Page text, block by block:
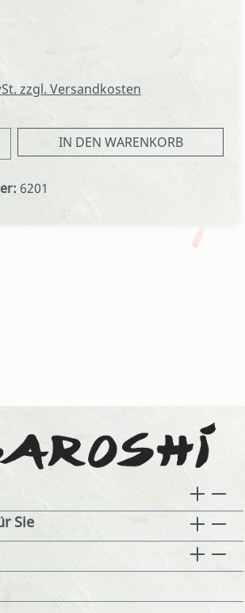
zzgl. Versandkosten
Gib den
IN DEN WARENKORB
6201
Sie